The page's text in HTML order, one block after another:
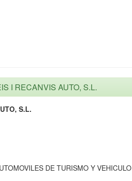
I RECANVIS AUTO, S.L.
S.L.
DE TURISMO Y VEHICULO